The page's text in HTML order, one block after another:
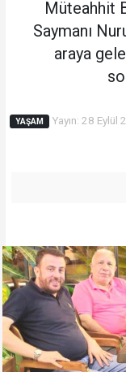
Müteahhit
Saymanı
araya
YAŞAM Yayın: 28 Eylül